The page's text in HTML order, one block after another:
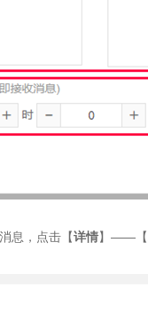
息，点击【详情】——【